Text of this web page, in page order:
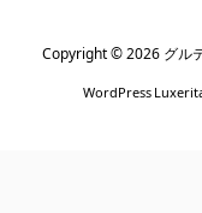
Copyright ©2026 グル
WordPress